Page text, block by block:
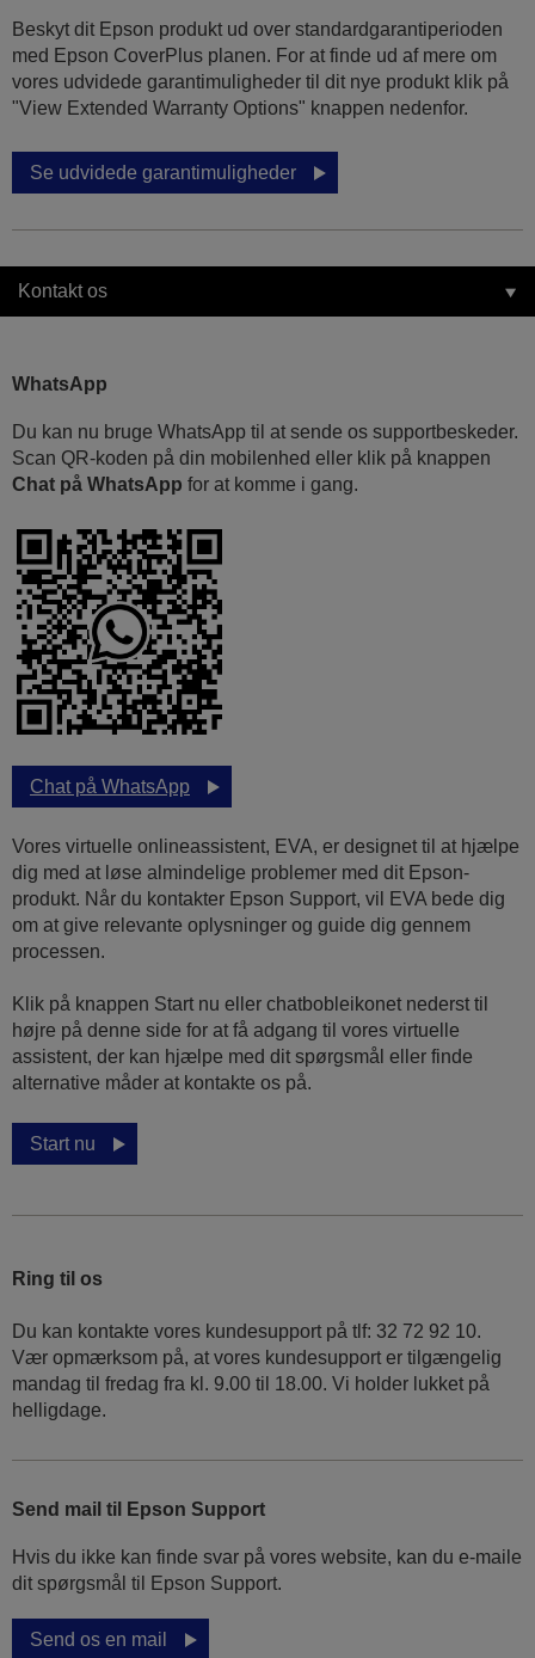
Beskyt dit Epson produkt ud over standardgarantiperioden
med Epson CoverPlus planen. For at finde ud af mere om
vores udvidede garantimuligheder til dit nye produkt klik på
"View Extended Warranty Options" knappen nedenfor.
Se udvidede garantimuligheder
Kontakt os
WhatsApp
Du kan nu bruge WhatsApp til at sende os supportbeskeder.
Scan QR-koden på din mobilenhed eller klik på knappen
Chat på WhatsApp for at komme i gang.
Chat på WhatsApp
Vores virtuelle onlineassistent, EVA, er designet til at hjælpe
dig med at løse almindelige problemer med dit Epson-
produkt. Når du kontakter Epson Support, vil EVA bede dig
om at give relevante oplysninger og guide dig gennem
processen.
Klik på knappen Start nu eller chatbobleikonet nederst til
højre på denne side for at få adgang til vores virtuelle
assistent, der kan hjælpe med dit spørgsmål eller finde
alternative måder at kontakte os på.
Start nu
Ring til os
Du kan kontakte vores kundesupport på tlf: 32 72 92 10.
Vær opmærksom på, at vores kundesupport er tilgængelig
mandag til fredag ​​fra kl. 9.00 til 18.00. Vi holder lukket på
helligdage.
Send mail til Epson Support
Hvis du ikke kan finde svar på vores website, kan du e-maile
dit spørgsmål til Epson Support.
Send os en mail